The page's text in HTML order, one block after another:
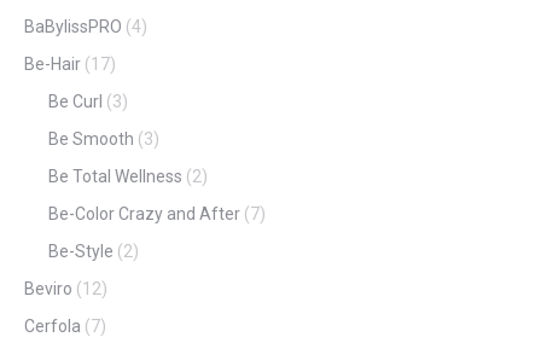
BaBylissPRO (4)
Be-Hair (17)
Be Curl (3)
Be Smooth (3)
Be Total Wellness (2)
Be-Color Crazy and After (7)
Be-Style (2)
Beviro (12)
Cerfola (7)